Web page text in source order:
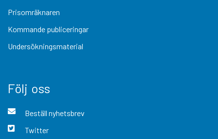
Prisomräknaren
Kommande publiceringar
Undersökningsmaterial
Följ oss
Beställ nyhetsbrev
Twitter